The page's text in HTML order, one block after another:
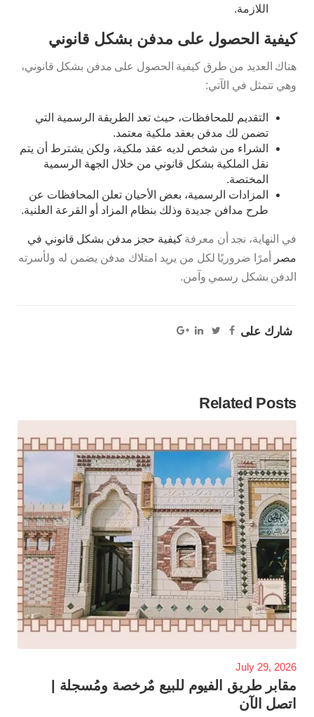
اللازمة.
كيفية الحصول على مدفن بشكل قانوني
هناك العديد من طرق كيفية الحصول على مدفن بشكل قانوني،
وهي تتمثل في الآتي:
التقديم للمحافظات، حيث تعد الطريقة الرسمية التي
تضمن لك مدفن بعقد ملكية معتمد.
الشراء من شخص لديه عقد ملكية، ولكن يشترط أن يتم
نقل الملكية بشكل قانوني من خلال الجهة الرسمية
المختصة.
المزادات الرسمية، بعض الأحيان تعلن المحافظات عن
طرح مدافن جديدة وذلك بنظام المزاد أو القرعة العلنية.
في النهاية، نجد أن معرفةكيفية حجز مدفن بشكل قانوني في
مصر
أمرًا ضروريًا لكل من يريد امتلاك مدفن يضمن له ولأسرته
الدفن بشكل رسمي وآمن.
شارك على
Related Posts
July 29, 2026
مقابر طريق الفيوم للبيع مٌرخصة ومُسجلة |
اتصل الآن